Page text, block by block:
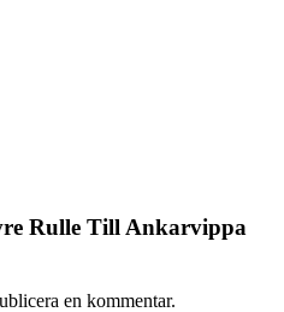
Rulle Till Ankarvippa
en kommentar.